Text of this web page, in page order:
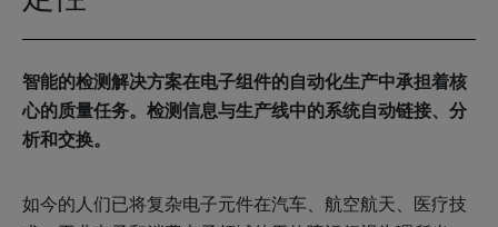
智能的检测解决方案在电子组件的自动化生产中承担着核
心的质量任务。检测信息与生产线中的系统自动链接、分
析和交换。
如今的人们已将复杂电子元件在汽车、航空航天、医疗技